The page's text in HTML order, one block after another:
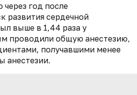
через год после
развития сердечной
выше в 1,44 раза у
проводили общую анестезию,
получавшими менее
анестезии.